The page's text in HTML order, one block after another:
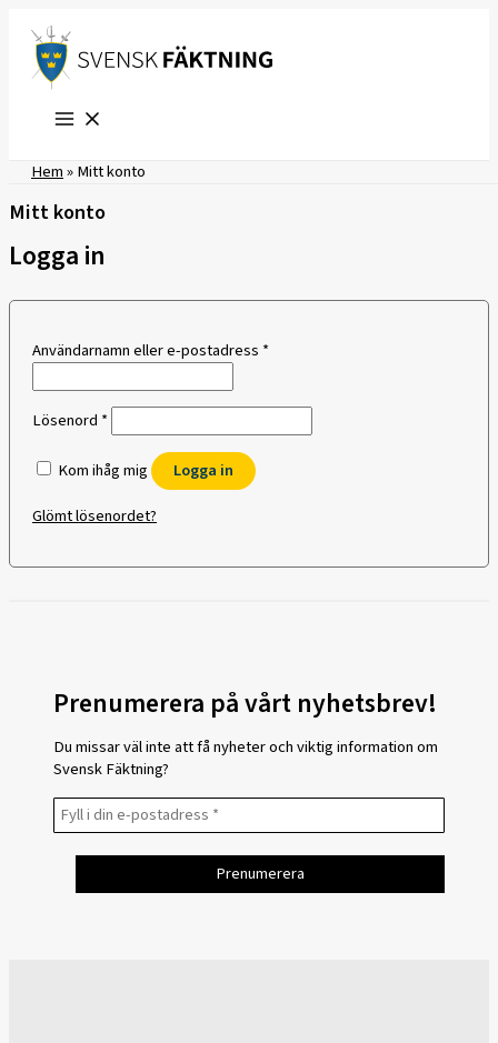
innehåll
Hem»Mitt konto
Mitt konto
Logga in
Användarnamn eller e-postadress *Obligatoriskt
Lösenord *Obligatoriskt
Kom ihåg mig
Logga in
Glömt lösenordet?
Prenumerera på vårt nyhetsbrev!
Du missar väl inte att få nyheter och viktig information om
Svensk Fäktning?